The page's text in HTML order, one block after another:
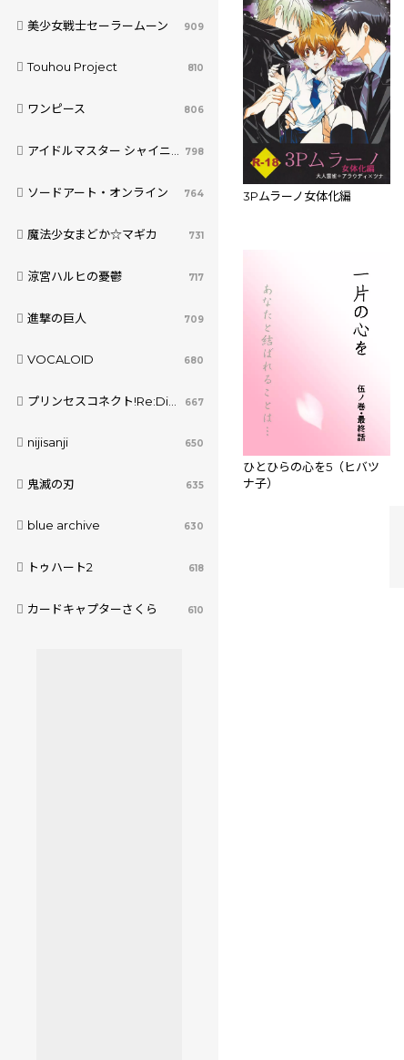
美少女戦士セーラームーン 909
Touhou Project 810
ワンピース 806
アイドルマスター シャイニーカラーズ 798
ソードアート・オンライン 764
魔法少女まどか☆マギカ 731
涼宮ハルヒの憂鬱 717
進撃の巨人 709
VOCALOID 680
プリンセスコネクト!Re:Dive 667
nijisanji 650
鬼滅の刃 635
blue archive 630
トゥハート2 618
カードキャプターさくら 610
3Pムラーノ女体化編
ひとひらの心を5（ヒバツ
ナ子）